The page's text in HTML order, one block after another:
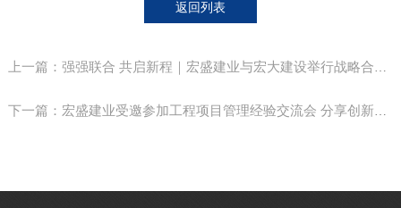
返回列表
上一篇：强强联合 共启新程｜宏盛建业与宏大建设举行战略合作签约仪式
下一篇：宏盛建业受邀参加工程项目管理经验交流会 分享创新实践经验